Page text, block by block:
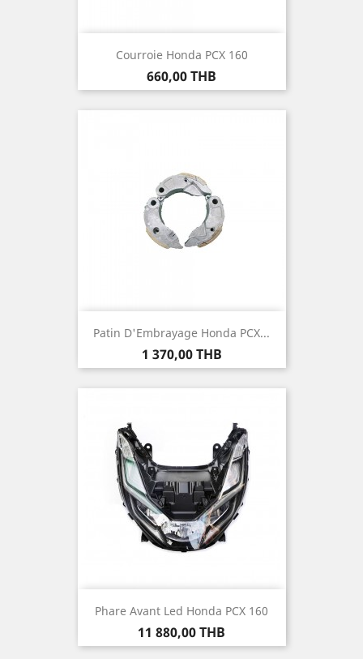
Courroie Honda PCX 160
Prix
660,00 THB
Patin D'Embrayage Honda PCX...
Prix
1 370,00 THB
Phare Avant Led Honda PCX 160
Prix
11 880,00 THB